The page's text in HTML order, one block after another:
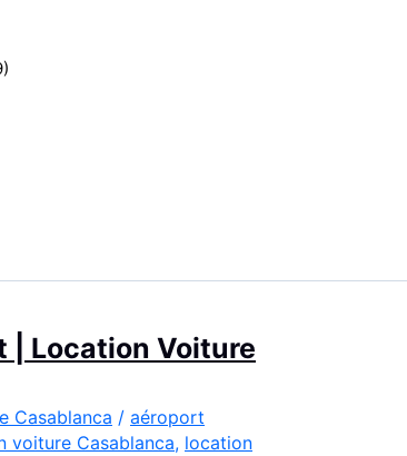
| Location Voiture
Casablanca / aéroport
voiture Casablanca, location